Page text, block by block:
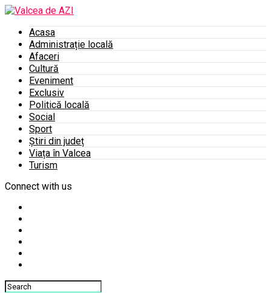
Acasa
Administrație locală
Afaceri
Cultură
Eveniment
Exclusiv
Politică locală
Social
Sport
Știri din județ
Viața în Valcea
Turism
Connect with us